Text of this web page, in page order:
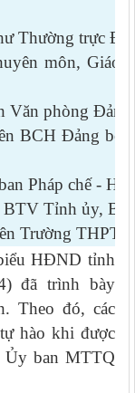
Thường trực
môn, Giáo
Văn phòng
BCH Đảng bộ
Pháp chế -
Tỉnh ủy, Bí
Trường THPT
HĐND tỉnh
đã trình bày
Theo đó, các
hào khi được
Ủy ban MTTQ